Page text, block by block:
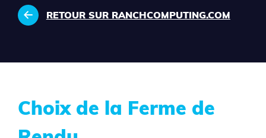
RETOUR SUR RANCHCOMPUTING.COM
Choix de la Ferme de